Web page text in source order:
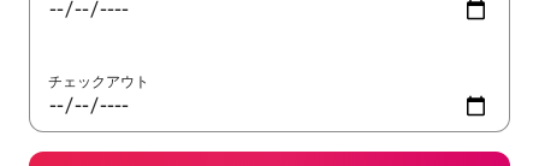
チェックアウト